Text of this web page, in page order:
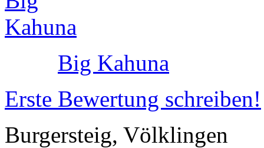
Big Kahuna
Erste Bewertung schreiben!
Burgersteig, Völklingen